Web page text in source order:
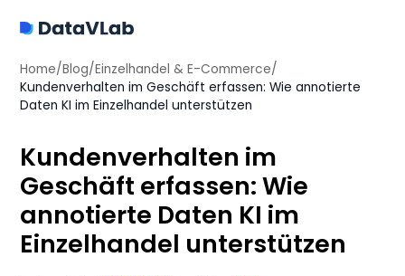
Home/Blog/Einzelhandel & E-Commerce/
Kundenverhalten im Geschäft erfassen: Wie annotierte
Daten KI im Einzelhandel unterstützen
Kundenverhalten im
Geschäft erfassen: Wie
annotierte Daten KI im
Einzelhandel unterstützen